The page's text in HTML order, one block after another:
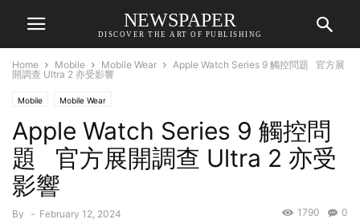
NEWSPAPER
DISCOVER THE ART OF PUBLISHING
Home Mobile Mobile Wear
Apple Watch Series 9 觸控問題 官方展
開調查 Ultra 2 亦受影響
Mobile Mobile Wear
Apple Watch Series 9 觸控問
題 官方展開調查 Ultra 2 亦受
影響
By - February 12, 2024 0
1790